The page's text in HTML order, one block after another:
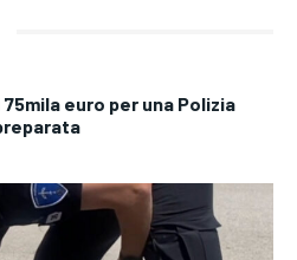
euro per una Polizia